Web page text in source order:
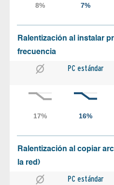
Ralentización al instalar
frecuencia
PC estándar
Ralentización al copiar
la red)
PC estándar